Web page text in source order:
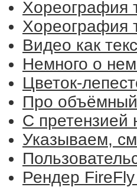
Хореография
Хореография
Видео как
Немного о
Цветок-
Про
С претензией
Указываем,
Рендер